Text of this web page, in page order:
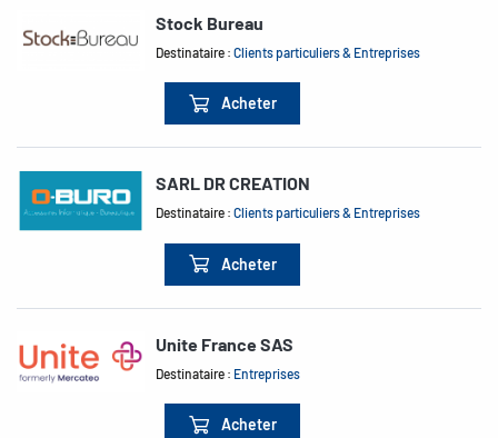
Stock Bureau
Destinataire :Clients particuliers & Entreprises
Acheter
SARL DR CREATION
Destinataire :Clients particuliers & Entreprises
Acheter
Unite France SAS
Destinataire : Entreprises
Acheter